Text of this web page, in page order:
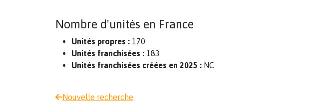
Nombre d'unités en France
Unités propres : 170
Unités franchisées : 183
Unités franchisées créées en 2025 : NC
Nouvelle recherche